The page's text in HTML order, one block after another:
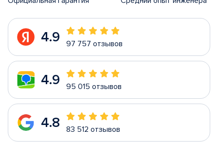
4.9 97 757 отзывов
4.9 95 015 отзывов
4.8 83 512 отзывов